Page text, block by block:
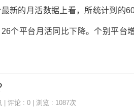
最新的月活数据上看，所统计到的
26个平台月活同比下降。个别平台
| 评论 : 0 | 浏览 : 1087次